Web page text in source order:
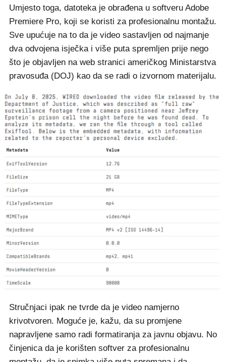
Umjesto toga, datoteka je obrađena u softveru Adobe
Premiere Pro, koji se koristi za profesionalnu montažu.
Sve upućuje na to da je video sastavljen od najmanje
dva odvojena isječka i više puta spremljen prije nego
što je objavljen na web stranici američkog Ministarstva
pravosuđa (DOJ) kao da se radi o izvornom materijalu.
Stručnjaci ipak ne tvrde da je video namjerno
krivotvoren. Moguće je, kažu, da su promjene
napravljene samo radi formatiranja za javnu objavu. No
činjenica da je korišten softver za profesionalnu